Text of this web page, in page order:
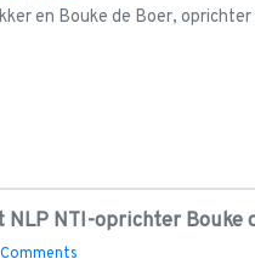
en Bouke de Boer,
NTI-oprichter Bouke